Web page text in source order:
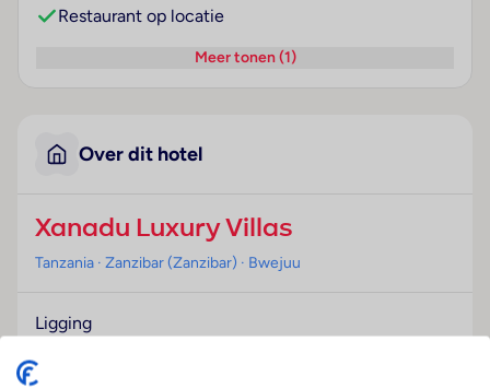
Restaurant op locatie
Meer tonen (1)
Over dit hotel
Xanadu Luxury Villas
Tanzania · Zanzibar (Zanzibar) · Bwejuu
Ligging
en biedt in het bijzonder voor volwassenen die in de